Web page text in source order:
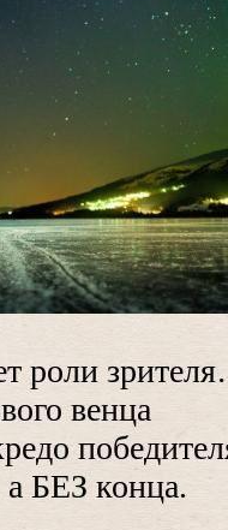
роли
венца
БЕЗ конца.